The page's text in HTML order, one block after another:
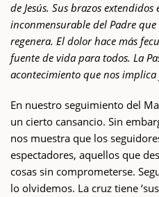
de Jesús. Sus brazos
inconmensurable del Padre
regenera. El dolor hace más
fuente de vida para todos. La
acontecimiento que nos implica
En nuestro seguimiento del
un cierto cansancio. Sin
nos muestra que los
espectadores, aquellos que
cosas sin comprometerse.
lo olvidemos. La cruz tiene